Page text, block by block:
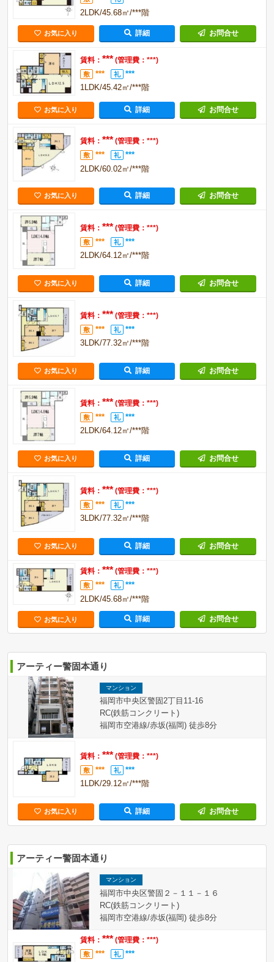
2LDK/45.68㎡/***階
お気に入り 詳細 お問合せ
賃料： *** (管理費：***)
敷 *** 礼
***
1LDK/45.42㎡/***階
お気に入り 詳細 お問合せ
賃料： *** (管理費：***)
敷 *** 礼
***
2LDK/60.02㎡/***階
お気に入り 詳細 お問合せ
賃料： *** (管理費：***)
敷 *** 礼
***
2LDK/64.12㎡/***階
お気に入り 詳細 お問合せ
賃料： *** (管理費：***)
敷 *** 礼
***
3LDK/77.32㎡/***階
お気に入り 詳細 お問合せ
賃料： *** (管理費：***)
敷 *** 礼
***
2LDK/64.12㎡/***階
お気に入り 詳細 お問合せ
賃料： *** (管理費：***)
敷 *** 礼
***
3LDK/77.32㎡/***階
お気に入り 詳細 お問合せ
賃料： *** (管理費：***)
敷 *** 礼
***
2LDK/45.68㎡/***階
お気に入り 詳細 お問合せ
アーティー警固本通り
マンション
福岡市中央区警固2丁目11-16
RC(鉄筋コンクリート)
福岡市空港線/赤坂(福岡) 徒歩8分
賃料： *** (管理費：***)
敷 *** 礼
***
1LDK/29.12㎡/***階
お気に入り 詳細 お問合せ
アーティー警固本通り
マンション
福岡市中央区警固２－１１－１６
RC(鉄筋コンクリート)
福岡市空港線/赤坂(福岡) 徒歩8分
賃料： *** (管理費：***)
敷 *** 礼
***